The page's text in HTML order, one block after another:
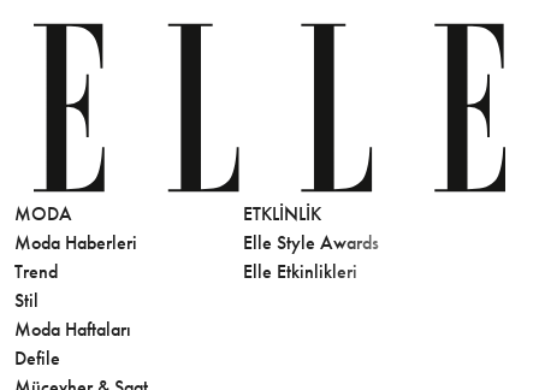
MODA
Moda Haberleri
Trend
Stil
Moda Haftaları
Defile
ETKLINLIK
Elle Style Awards
Elle Etkinlikleri